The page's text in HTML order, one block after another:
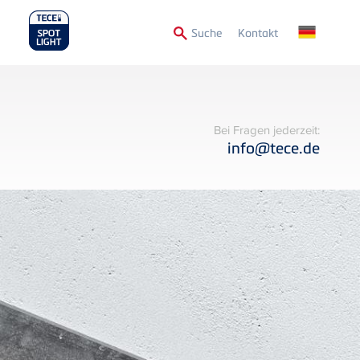
SucheSecondary
Kontakt
Bei Fragen jederzeit:
info@tece.de